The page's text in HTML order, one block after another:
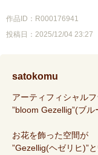
作品ID：R000176941
投稿日：2025/12/04 23:27
satokomu
アーティフィシャル
”bloom Gezellig”(ブ
お花を飾った空間が
”Gezellig(ヘゼリヒ)”